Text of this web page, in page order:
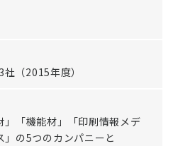
（2015年度）
」「機能材」「印刷情報メデ
」の5つのカンパニーと